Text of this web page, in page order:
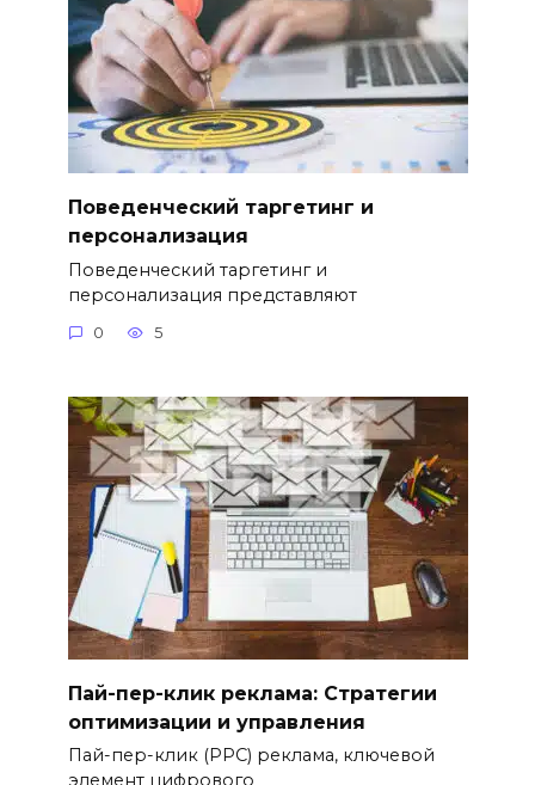
Поведенческий таргетинг и
персонализация
Поведенческий таргетинг и
персонализация представляют
0 5
Пай-пер-клик реклама: Стратегии
оптимизации и управления
Пай-пер-клик (PPC) реклама, ключевой